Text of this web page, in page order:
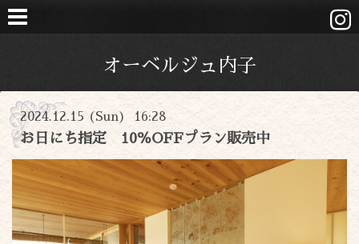
オーベルジュ内子
2024.12.15 (Sun) 16:28
お日にち指定 10％OFFプラン販売中